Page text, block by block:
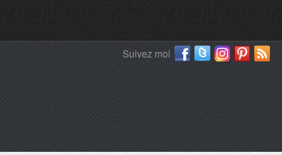
Suivez moi